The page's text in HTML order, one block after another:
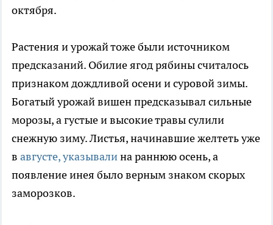
октября.
Растения и урожай тоже были источником
предсказаний. Обилие ягод рябины считалось
признаком дождливой осени и суровой зимы.
Богатый урожай вишен предсказывал сильные
морозы, а густые и высокие травы сулили
снежную зиму. Листья, начинавшие желтеть уже
в августе, указывалина раннюю осень, а
появление инея было верным знаком скорых
заморозков.